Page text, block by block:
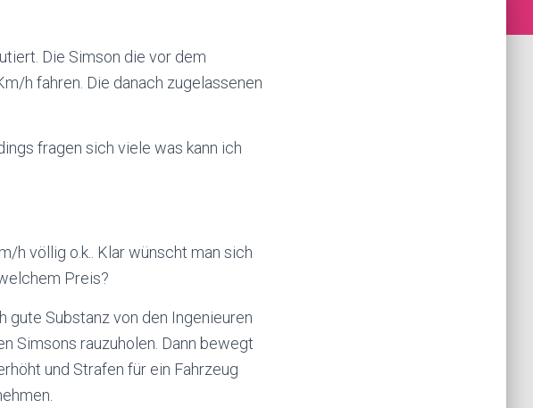
Die Simson die vor dem
h fahren. Die danach zugelassenen
fragen sich viele was kann ich
h völlig o.k.. Klar wünscht man sich
Preis?
gute Substanz von den Ingenieuren
Simsons rauzuholen. Dann bewegt
und Strafen für ein Fahrzeug